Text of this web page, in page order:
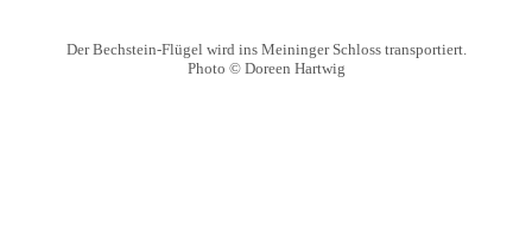
Der Bechstein-Flügel wird ins Meininger Schloss transportiert.
Photo © Doreen Hartwig